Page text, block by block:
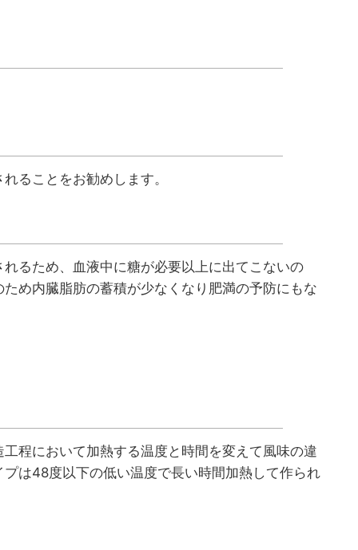
ることをお勧めします。
るため、血液中に糖が必要以上に出てこないの
め内臓脂肪の蓄積が少なくなり肥満の予防にもな
程において加熱する温度と時間を変えて風味の違
は48度以下の低い温度で長い時間加熱して作られ